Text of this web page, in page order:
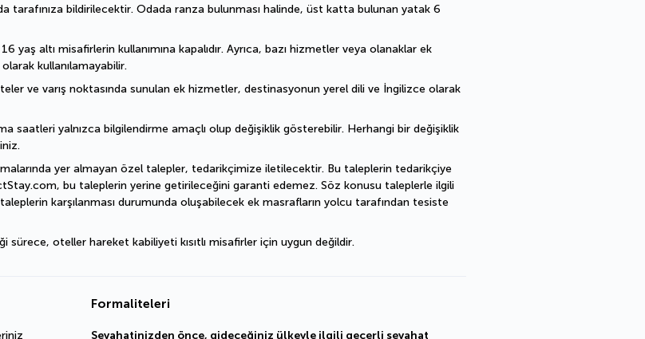
tarafınıza bildirilecektir. Odada ranza bulunması halinde, üst katta bulunan yatak 6
altı misafirlerin kullanımına kapalıdır. Ayrıca, bazı hizmetler veya olanaklar ek
kullanılamayabilir.
ve varış noktasında sunulan ek hizmetler, destinasyonun yerel dili ve İngilizce olarak
saatleri yalnızca bilgilendirme amaçlı olup değişiklik gösterebilir. Herhangi bir değişiklik
yer almayan özel talepler, tedarikçimize iletilecektir. Bu taleplerin tedarikçiye
bu taleplerin yerine getirileceğini garanti edemez. Söz konusu taleplerle ilgili
karşılanması durumunda oluşabilecek ek masrafların yolcu tarafından tesiste
sürece, oteller hareket kabiliyeti kısıtlı misafirler için uygun değildir.
Formaliteleri
Seyahatinizden önce, gideceğiniz ülkeyle ilgili geçerli seyahat